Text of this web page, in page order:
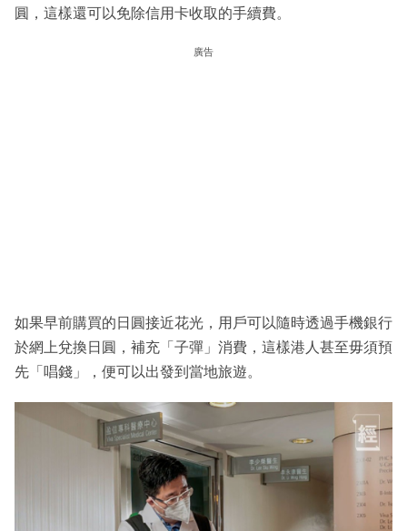
圓，這樣還可以免除信用卡收取的手續費。
廣告
如果早前購買的日圓接近花光，用戶可以隨時透過手機銀行
於網上兌換日圓，補充「子彈」消費，這樣港人甚至毋須預
先「唱錢」，便可以出發到當地旅遊。